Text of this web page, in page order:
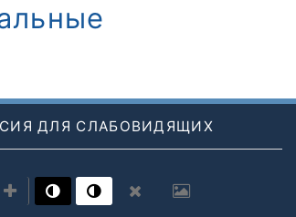
ДЛЯ СЛАБОВИДЯЩИХ